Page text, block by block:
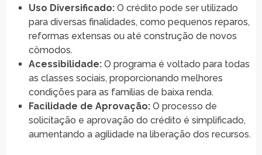
Uso Diversificado:O crédito pode ser utilizado
para diversas finalidades, como pequenos reparos,
reformas extensas ou até construção de novos
cômodos.
Acessibilidade:O programa é voltado para todas
as classes sociais, proporcionando melhores
condições para as famílias de baixa renda.
Facilidade de Aprovação:O processo de
solicitação e aprovação do crédito é simplificado,
aumentando a agilidade na liberação dos recursos.